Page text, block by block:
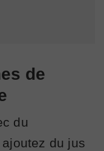
de
du
du jus